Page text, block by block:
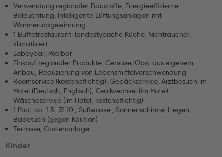
Verwendung regionaler Baustoffe, Energieeffiziente
Beleuchtung, Intelligente Lüftungsanlagen mit
Wärmerückgewinnung
1 Buffetrestaurant: landestypische Küche, Nichtraucher,
klimatisiert
Lobbybar, Poolbar
Einkauf regionaler Produkte, Gemüse/Obst aus eigenem
Anbau, Reduzierung von Lebensmittelverschwendung
Roomservice (kostenpflichtig), Gepäckservice, Arztbesuch im
Hotel (Deutsch, Englisch), Geldwechsel (im Hotel),
Wäscheservice (im Hotel, kostenpflichtig)
1 Pool: ca. 1.5.-31.10., Süßwasser, Sonnenschirme, Liegen,
Badetuch (gegen Kaution)
Terrasse, Gartenanlage
Kinder